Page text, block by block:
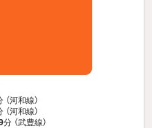
（河和線）
（河和線）
分 （武豊線）